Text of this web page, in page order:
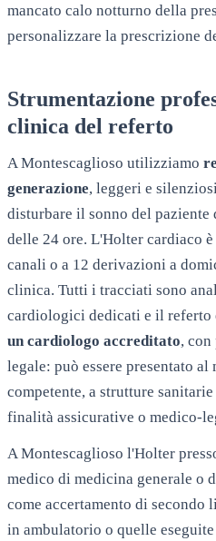
mancato calo notturno della
personalizzare la prescrizione
Strumentazione
clinica del referto
AMontescaglioso utilizziamo
generazione, leggeri e
disturbare il sonno del paziente
delle 24 ore. L'Holter cardiaco
canali o a 12 derivazioni a
clinica. Tutti i tracciati sono
cardiologici dedicati e il referto
un cardiologo accreditato,
legale: può essere presentato
competente, a strutture
finalità assicurative o medico-
AMontescaglioso l'Holter
medico di medicina generale o
come accertamento di
in ambulatorio o quelle